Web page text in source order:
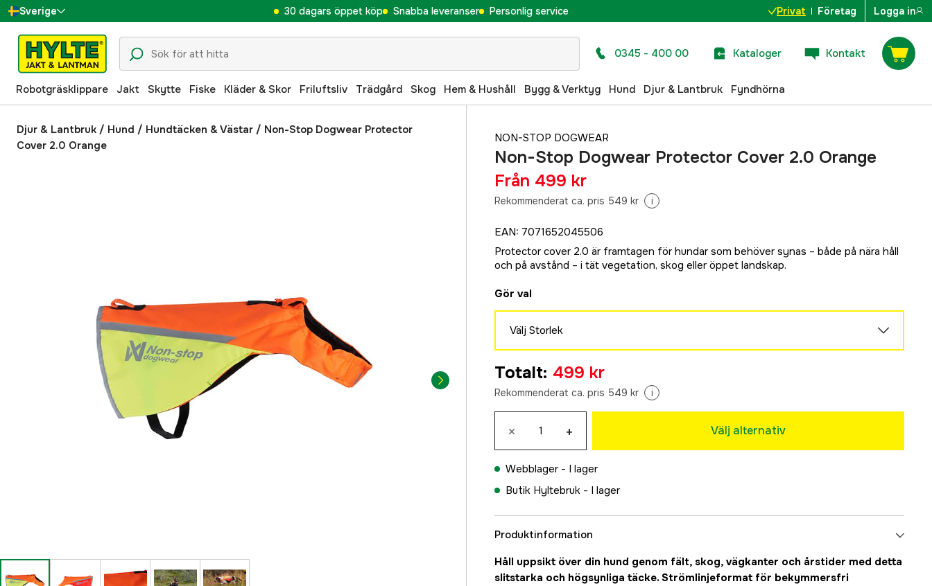
Sverige
Danmark
Suomi
Norge
Deutschland
30 dagars öppet köp Snabba leveranser Personlig service Privat Företag Logga in
0345 - 400 00 Kataloger Kontakt
Robotgräsklippare Jakt Skytte Fiske Kläder & Skor Friluftsliv Trädgård Skog Hem & Hushåll Bygg & Verktyg Hund Djur & Lantbruk Fyndhörna
Djur & Lantbruk / Hund / Hundtäcken & Västar / Non-Stop Dogwear Protector
Cover 2.0 Orange
NON-STOP DOGWEAR
Non-Stop Dogwear Protector Cover 2.0 Orange
Från 499 kr
Rekommenderat ca. pris 549 kr i
EAN: 7071652045506
Protector cover 2.0 är framtagen för hundar som behöver synas – både på nära håll
och på avstånd – i tät vegetation, skog eller öppet landskap.
Gör val
Välj Storlek
549 kr
XS
499 kr
S
499 kr
M
499 kr
L
499 kr
XL
499 kr
Totalt: 499 kr
Rekommenderat ca. pris 549 kr i
× + Välj alternativ
Webblager - I lager
Butik Hyltebruk - I lager
Produktinformation
Håll uppsikt över din hund genom fält, skog, vägkanter och årstider med detta
slitstarka och högsynliga täcke. Strömlinjeformat för bekymmersfri